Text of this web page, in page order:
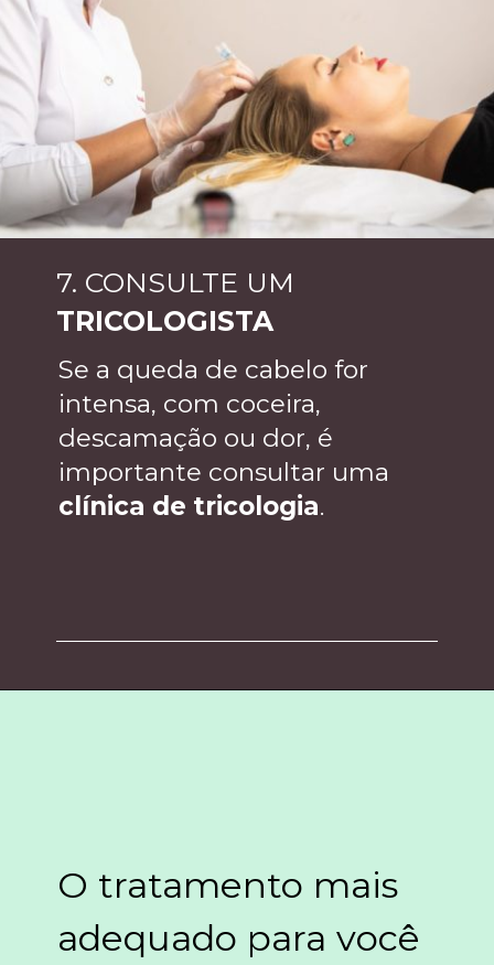
7. CONSULTE UM
TRICOLOGISTA
Se a queda de cabelo for
intensa, com coceira,
descamação ou dor, é
importante consultar uma
clínica de tricologia.
O tratamento mais
adequado para você